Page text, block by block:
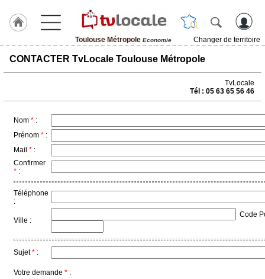
Toulouse Métropole Economie
Changer de territoire
J'adhère
Hulcoq
Toulouse
France
Accueil
RUBRIQUES
Gazette
Vidéos
CONTACTER TvLocale Toulouse Métropole
TvLocale
Tél : 05 63 65 56 46
Nom * :
Prénom * :
Mail * :
Confirmer
* :
Téléphone
:
Ville :
Code
Sujet* :
Votre demande * :